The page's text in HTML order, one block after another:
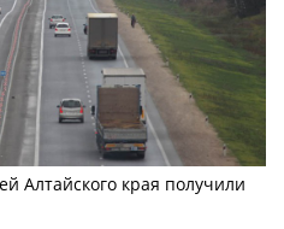
Алтайского края получили